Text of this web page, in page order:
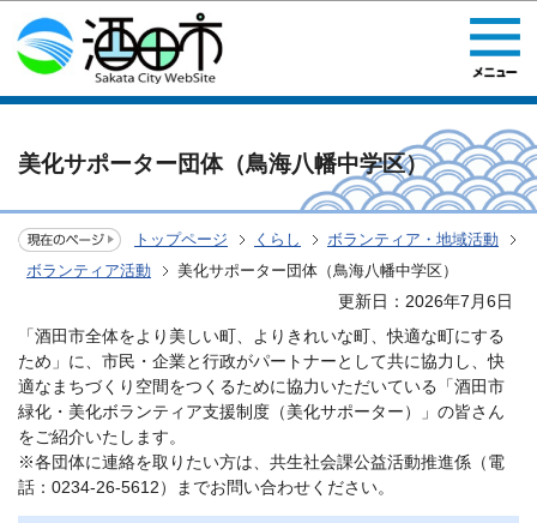
このページの本文へ移動
美化サポーター団体（鳥海八幡中学区）
トップページ くらし
ボランティア・地域活動
ボランティア活動
美化サポーター団体（鳥海八幡中学区）
更新日：2026年7月6日
「酒田市全体をより美しい町、よりきれいな町、快適な町にする
ため」に、市民・企業と行政がパートナーとして共に協力し、快
適なまちづくり空間をつくるために協力いただいている「酒田市
緑化・美化ボランティア支援制度（美化サポーター）」の皆さん
をご紹介いたします。
※各団体に連絡を取りたい方は、共生社会課公益活動推進係（電
話：0234-26-5612）までお問い合わせください。